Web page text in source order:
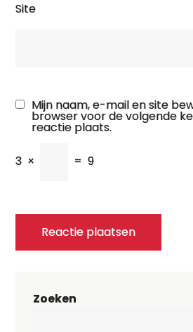
Site
Mijn naam, e-mail en site
browser voor de volgende
reactie plaats.
3 × = 9
Zoeken